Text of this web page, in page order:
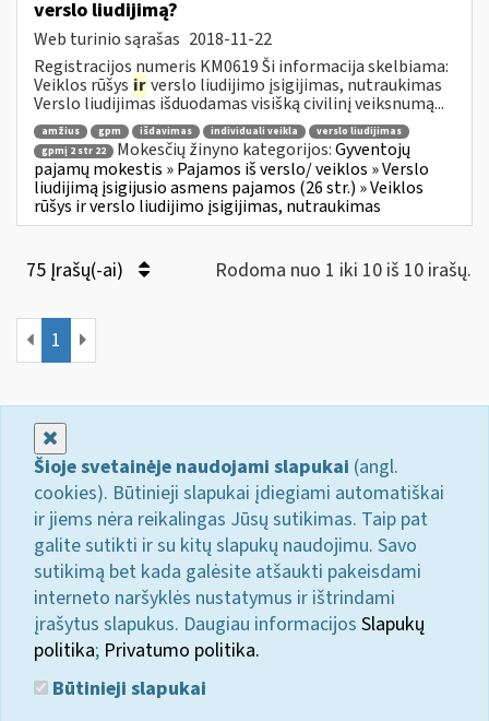
verslo liudijimą?
Web turinio sąrašas 2018-11-22
Registracijos numeris KM0619 Ši informacija skelbiama:
Veiklos rūšys irverslo liudijimo įsigijimas, nutraukimas
Verslo liudijimas išduodamas visišką civilinį veiksnumą...
amžius gpm išdavimas individuali veikla
verslo liudijimas
gpmį 2 str 22
Mokesčių žinyno kategorijos:Gyventojų
pajamų mokestis » Pajamos iš verslo/ veiklos » Verslo
liudijimą įsigijusio asmens pajamos (26 str.) » Veiklos
rūšys ir verslo liudijimo įsigijimas, nutraukimas
75 Įrašų(-ai) Rodoma nuo 1 iki 10 iš 10 irašų.
1
Šioje svetainėje naudojami slapukai (angl.
cookies). Būtinieji slapukai įdiegiami automatiškai
ir jiems nėra reikalingas Jūsų sutikimas. Taip pat
galite sutikti ir su kitų slapukų naudojimu. Savo
sutikimą bet kada galėsite atšaukti pakeisdami
interneto naršyklės nustatymus ir ištrindami
įrašytus slapukus. Daugiau informacijos Slapukų
politika; Privatumo politika.
Būtinieji slapukai